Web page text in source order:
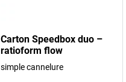
Carton Speedbox duo –
ratioform flow
simple cannelure